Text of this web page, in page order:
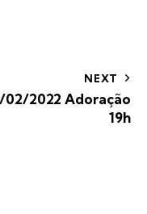
NEXT
02/2022 Adoração
19h